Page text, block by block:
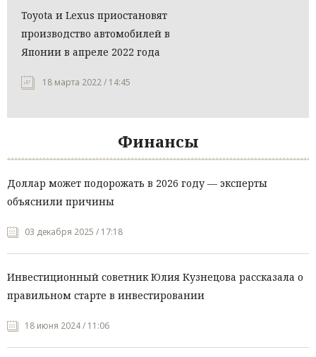
Toyota и Lexus приостановят
производство автомобилей в
Японии в апреле 2022 года
18 марта 2022 / 14:45
Финансы
Доллар может подорожать в 2026 году — эксперты
объяснили причины
03 декабря 2025 / 17:18
Инвестиционный советник Юлия Кузнецова рассказала о
правильном старте в инвестировании
18 июня 2024 / 11:06